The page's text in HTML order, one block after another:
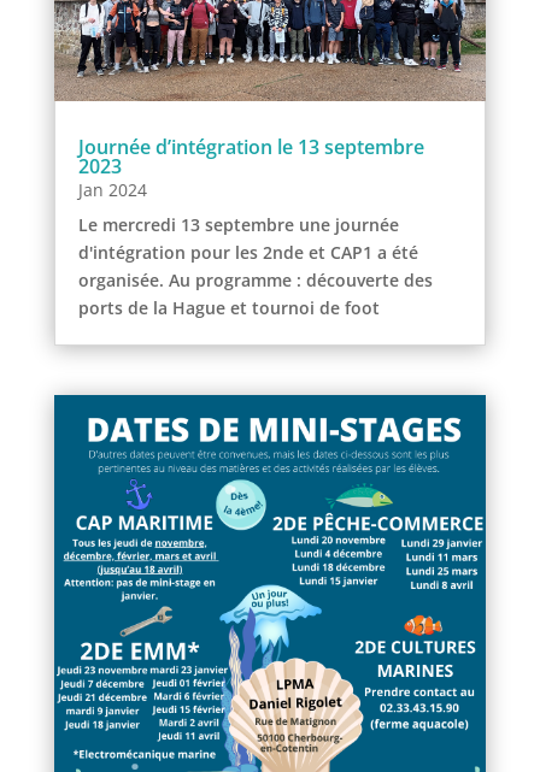
Journée d’intégration le 13 septembre
2023
Jan 2024
Le mercredi 13 septembre une journée
d'intégration pour les 2nde et CAP1 a été
organisée. Au programme : découverte des
ports de la Hague et tournoi de foot